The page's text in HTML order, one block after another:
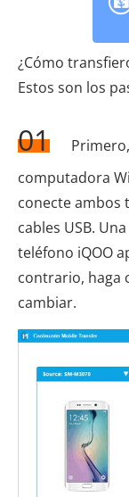
¿Cómo
Estos son los
01
computadora
conecte ambos
cables USB.
teléfono iQOO
contrario, haga
cambiar.